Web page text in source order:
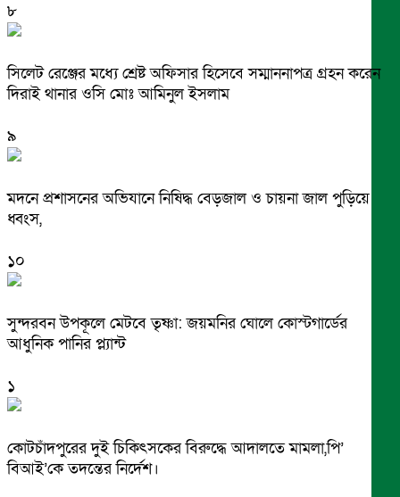
৮
সিলেট রেঞ্জের মধ্যে শ্রেষ্ট অফিসার হিসেবে সম্মাননাপত্র গ্রহন করেন
দিরাই থানার ওসি মোঃ আমিনুল ইসলাম
৯
মদনে প্রশাসনের অভিযানে নিষিদ্ধ বেড়জাল ও চায়না জাল পুড়িয়ে
ধ্বংস,
১০
সুন্দরবন উপকূলে মেটবে তৃষ্ণা: জয়মনির ঘোলে কোস্টগার্ডের
আধুনিক পানির প্ল্যান্ট
১
কোটচাঁদপুরের দুই চিকিৎসকের বিরুদ্ধে আদালতে মামলা,পি’
বিআই’কে তদন্তের নির্দেশ।